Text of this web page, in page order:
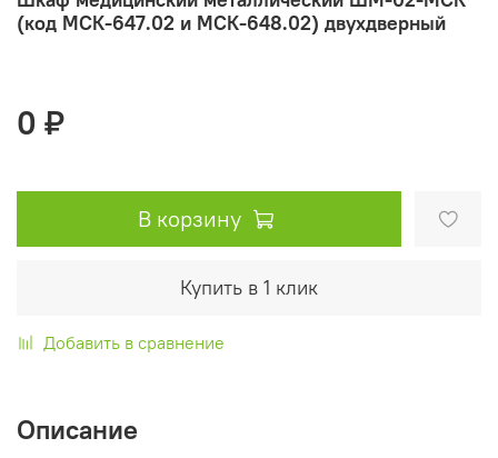
(код МСК-647.02 и МСК-648.02) двухдверный
0 ₽
В корзину
Купить в 1 клик
Добавить в сравнение
Описание